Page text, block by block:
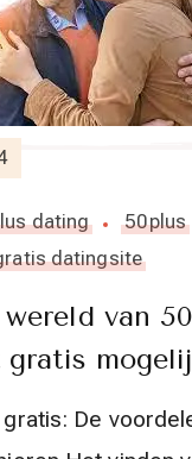
dating
50plus
datingsite
van
De